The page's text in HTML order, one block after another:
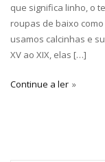
que significa linho, o
roupas de baixo
usamos calcinhas e
XV ao XIX, elas […]
Continue a ler